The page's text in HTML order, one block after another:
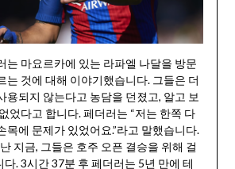
는 마요르카에 있는 라파엘 나달을 방문
는 것에 대해 이야기했습니다. 그들은 더
용되지 않는다고 농담을 던졌고, 알고 보
었다고 합니다. 페더러는 “저는 한쪽 다
목에 문제가 있었어요.”라고 말했습니다.
지금, 그들은 호주 오픈 결승을 위해 걸
. 3시간 37분 후 페더러는 5년 만에 테